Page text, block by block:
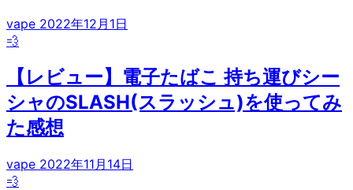
vape 2022年12月1日
💨
【レビュー】電子たばこ 持ち運びシー
シャのSLASH(スラッシュ)を使ってみ
た感想
vape 2022年11月14日
💨